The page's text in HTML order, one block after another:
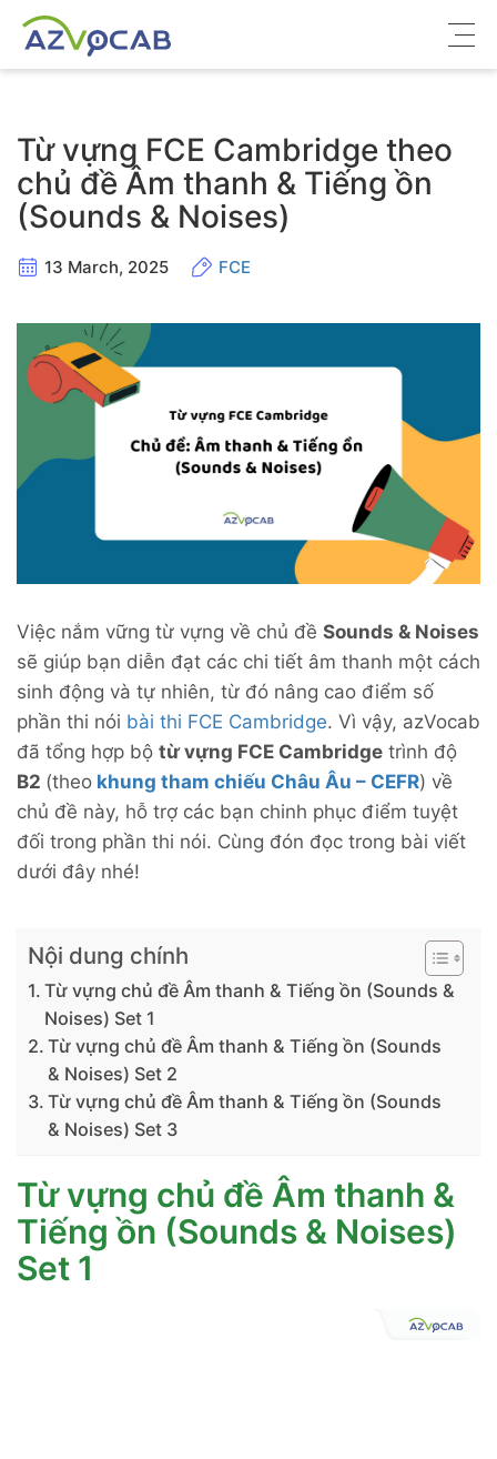
Từ vựng ôn thi
Tiếng Anh phổ thông
Tiếng Anh thông dụng
Từ vựng FCE Cambridge theo
chủ đề Âm thanh & Tiếng ồn
(Sounds & Noises)
13 March, 2025 FCE
Việc nắm vững từ vựng về chủ đề Sounds & Noises
sẽ giúp bạn diễn đạt các chi tiết âm thanh một cách
sinh động và tự nhiên, từ đó nâng cao điểm số
phần thi nói bài thi FCE Cambridge. Vì vậy, azVocab
đã tổng hợp bộ từ vựng FCE Cambridge trình độ
B2 (theo khung tham chiếu Châu Âu – CEFR) về
chủ đề này, hỗ trợ các bạn chinh phục điểm tuyệt
đối trong phần thi nói. Cùng đón đọc trong bài viết
dưới đây nhé!
Nội dung chính
Từ vựng chủ đề Âm thanh & Tiếng ồn (Sounds &
Noises) Set 1
Từ vựng chủ đề Âm thanh & Tiếng ồn (Sounds
& Noises) Set 2
Từ vựng chủ đề Âm thanh & Tiếng ồn (Sounds
& Noises) Set 3
Từ vựng chủ đề Âm thanh &
Tiếng ồn (Sounds & Noises)
Set 1